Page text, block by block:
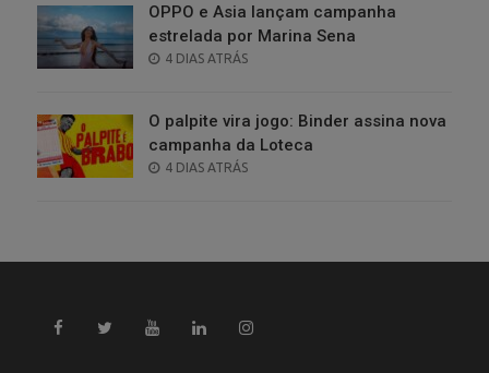
OPPO e Asia lançam campanha
estrelada por Marina Sena
POSTED
4 DIAS ATRÁS
O palpite vira jogo: Binder assina nova
campanha da Loteca
POSTED
4 DIAS ATRÁS